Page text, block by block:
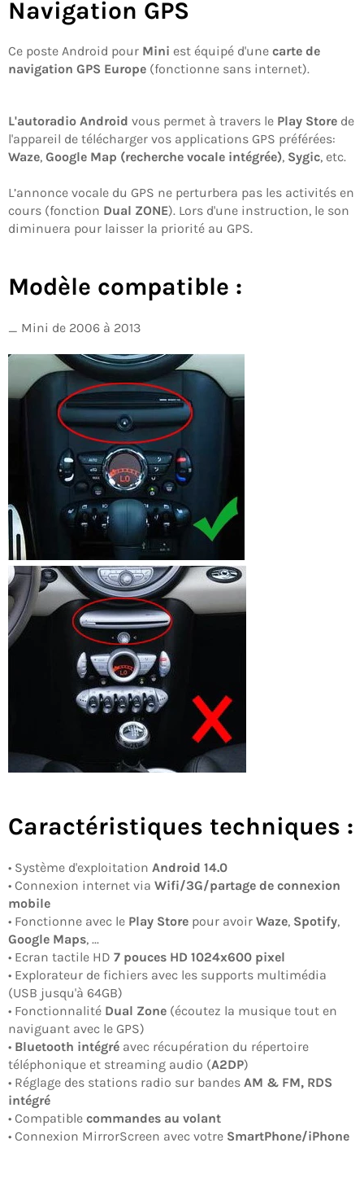
Navigation GPS
Ce poste Android pour Mini est équipé d'une carte de
navigation GPS Europe (fonctionne sans internet).
L'autoradio Android vous permet à travers le Play Store de
l'appareil de télécharger vos applications GPS préférées:
Waze, Google Map (recherche vocale intégrée), Sygic, etc.
L’annonce vocale du GPS ne perturbera pas les activités en
cours (fonction Dual ZONE). Lors d'une instruction, le son
diminuera pour laisser la priorité au GPS.
Modèle compatible :
_ Mini de 2006 à 2013
Caractéristiques techniques :
• Système d'exploitation Android 14.0
• Connexion internet via Wifi/3G/partage de connexion
mobile
• Fonctionne avec le Play Store pour avoir Waze, Spotify,
Google Maps, ...
• Ecran tactile HD 7 pouces HD 1024x600 pixel
• Explorateur de fichiers avec les supports multimédia
(USB jusqu'à 64GB)
• Fonctionnalité Dual Zone (écoutez la musique tout en
naviguant avec le GPS)
• Bluetooth intégré avec récupération du répertoire
téléphonique et streaming audio (A2DP)
• Réglage des stations radio sur bandes AM & FM, RDS
intégré
• Compatible commandes au volant
• Connexion MirrorScreen avec votre SmartPhone/iPhone